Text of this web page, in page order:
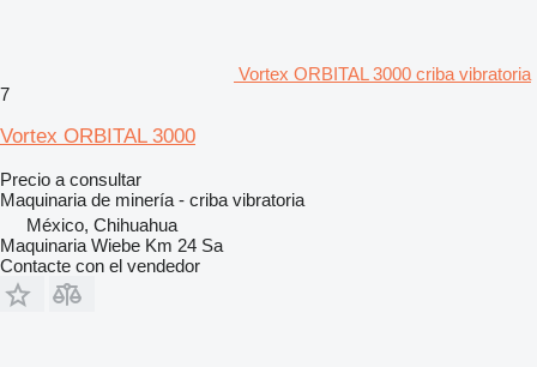
Vortex ORBITAL 3000 criba vibratoria
7
Vortex ORBITAL 3000
Precio a consultar
Maquinaria de minería - criba vibratoria
México, Chihuahua
Maquinaria Wiebe Km 24 Sa
Contacte con el vendedor